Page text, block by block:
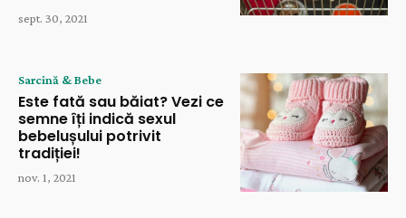
sept. 30, 2021
Sarcină & Bebe
Este fată sau băiat? Vezi ce
semne îți indică sexul
bebelușului potrivit
tradiției!
nov. 1, 2021